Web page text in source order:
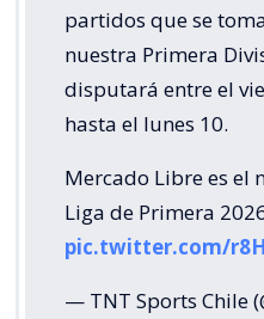
partidos que se
nuestra Primera
disputará entre el
hasta el lunes 10.
Mercado Libre es el
Liga de Primera
pic.twitter.com/
— TNT Sports Chile